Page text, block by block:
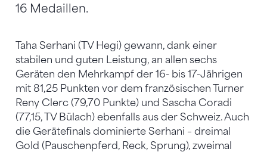
16 Medaillen.
Taha Serhani (TV Hegi) gewann, dank einer
stabilen und guten Leistung, an allen sechs
Geräten den Mehrkampf der 16- bis 17-Jährigen
mit 81,25 Punkten vor dem französischen Turner
Reny Clerc (79,70 Punkte) und Sascha Coradi
(77,15, TV Bülach) ebenfalls aus der Schweiz. Auch
die Gerätefinals dominierte Serhani – dreimal
Gold (Pauschenpferd, Reck, Sprung), zweimal